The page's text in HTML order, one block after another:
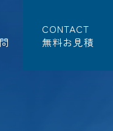
CONTACT
無料お見積